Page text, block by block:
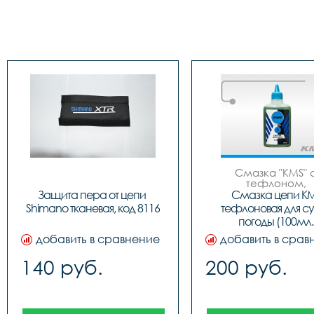
Защита пера от цепи
Shimano тканевая, код 8116
добавить в сравнение
140 руб.
Смазка "KMS"
тефлоном,
предназначена
смазывания
вращающихся
велосипеда.
трение,
поверхности.
для использования в
￼
Смазка цепи
тефлоновая для
погоды
добавить в
200 руб.